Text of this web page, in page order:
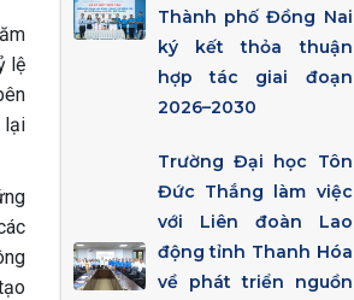
lệ
lại
Thành phố Đồng Nai
ký kết thỏa thuận
hợp tác giai đoạn
2026–2030
Trường Đại học Tôn
Đức Thắng làm việc
với Liên đoàn Lao
động tỉnh Thanh Hóa
về phát triển nguồn